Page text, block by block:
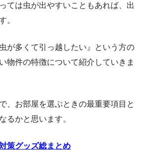
ては虫が出やすいこともあれば、出
。
が多くて引っ越したい』という方の
物件の特徴について紹介していきま
、お部屋を選ぶときの最重要項目と
るかと思います。
策グッズ総まとめ